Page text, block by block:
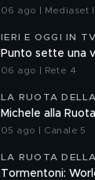
06 ago | Mediaset
IERI E OGGI IN TV
Punto sette una
06 ago | Rete 4
LA RUOTA
Michele alla
05 ago | Canale 5
LA RUOTA
Tormentoni: